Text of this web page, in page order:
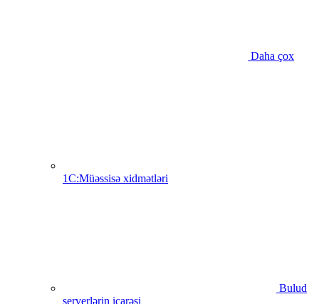
Daha çox
1C:Müəssisə xidmətləri
Bulud
serverlərin icarəsi